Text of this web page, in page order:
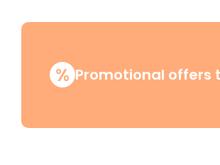
% Promotional offers